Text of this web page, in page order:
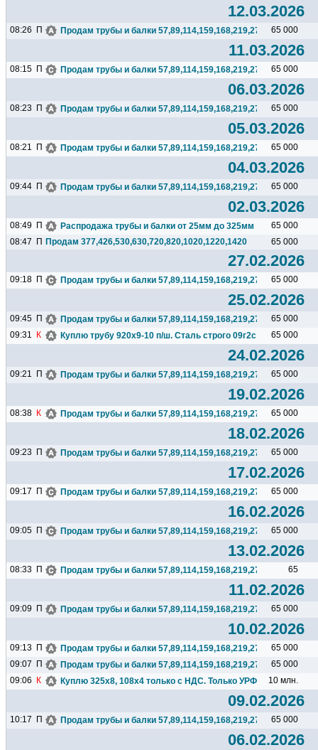
12.03.2026
08:26 П Продам трубы и балки 65 000
11.03.2026
08:15 П Продам трубы и балки 65 000
06.03.2026
08:23 П Продам трубы и балки 65 000
05.03.2026
08:21 П Продам трубы и балки 65 000
04.03.2026
09:44 П Продам трубы и балки 65 000
02.03.2026
08:49 П Распродажа трубы и балки от 25мм до 325мм
65 000
08:47
П Продам 377,426,530,630,720,820,1020,1220,1420 65 000
27.02.2026
09:18 П Продам трубы и балки 65 000
25.02.2026
09:45 П Продам трубы и балки
65 000
09:31
К Куплю трубу 920х9-10 п/ш. Сталь строго 09г2с или 17г1с...
65 000
24.02.2026
09:21 П Продам трубы и балки 65 000
19.02.2026
08:38 К Продам трубы и балки 65 000
18.02.2026
09:23 П Продам трубы и балки 65 000
17.02.2026
09:17 П Продам трубы и балки 65 000
16.02.2026
09:05 П Продам трубы и балки 65 000
13.02.2026
08:33 П Продам трубы и балки 65
11.02.2026
09:09 П Продам трубы и балки 65 000
10.02.2026
09:13 П Продам трубы и балки
65 000
09:07
П Продам трубы и балки
65 000
09:06
К Куплю 325х8, 108х4 только с НДС. Только УРФО. 325х8
10 млн.
09.02.2026
10:17 П Продам трубы и балки 65 000
06.02.2026